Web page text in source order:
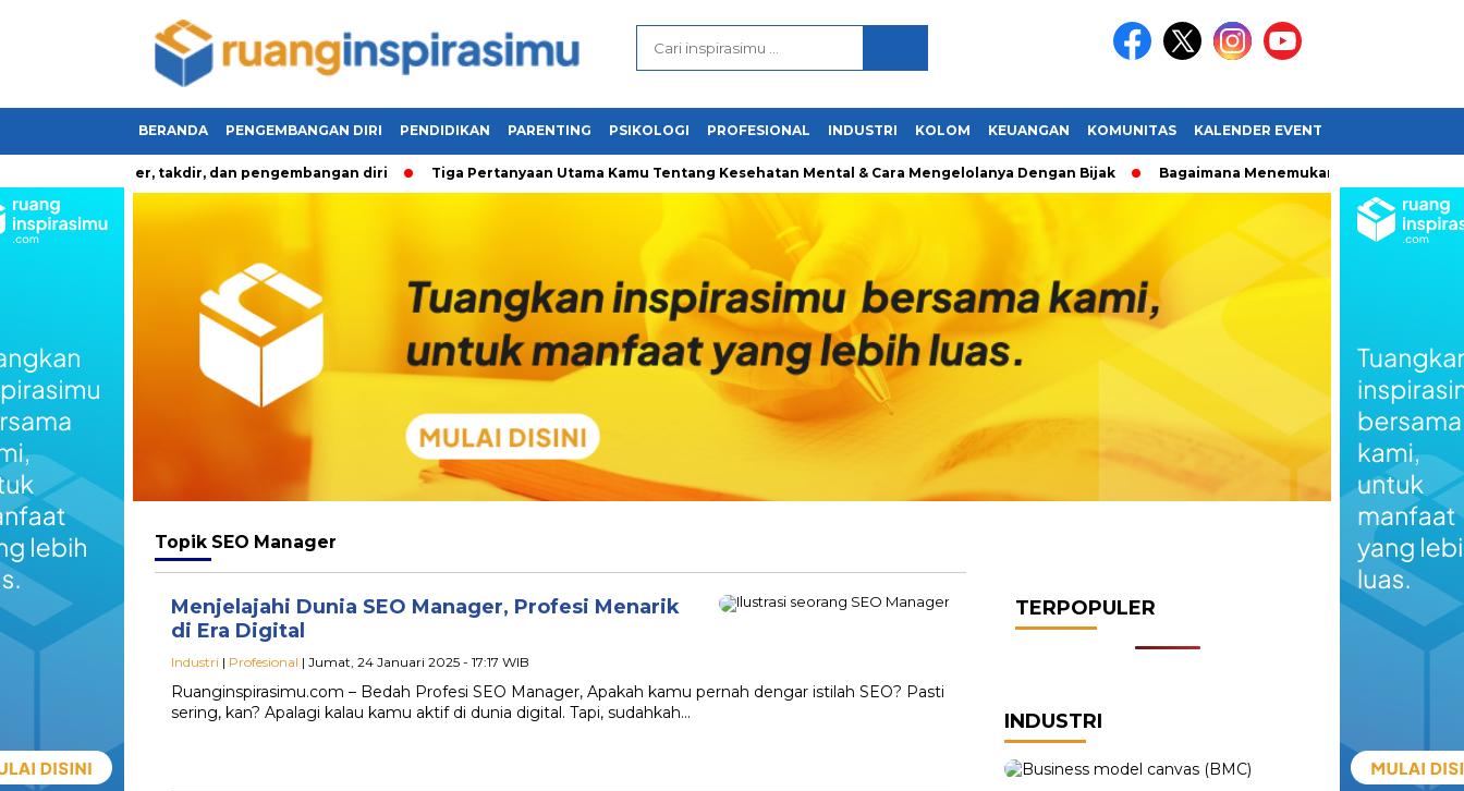
BERANDA PENGEMBANGAN DIRI PENDIDIKAN PARENTING PSIKOLOGI PROFESIONAL INDUSTRI KOLOM KEUANGAN KOMUNITAS KALENDER EVENT
karakter, takdir, dan pengembangan diri Tiga Pertanyaan Utama Kamu Tentang Kesehatan Mental & Cara Mengelolanya Dengan Bijak Bagaimana Menemukan Passionmu?
Topik SEO Manager
Menjelajahi Dunia SEO Manager, Profesi Menarik
di Era Digital
Industri | Profesional | Jumat, 24 Januari 2025 - 17:17 WIB
Ruanginspirasimu.com – Bedah Profesi SEO Manager, Apakah kamu pernah dengar istilah SEO? Pasti
sering, kan? Apalagi kalau kamu aktif di dunia digital. Tapi, sudahkah…
TERPOPULER
INDUSTRI